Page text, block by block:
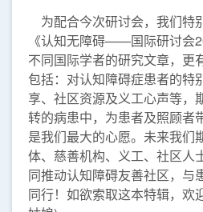
为配合今次研讨会，我们特
《认知无障碍——国际研讨会
不同国际学者的研究文章，更
包括：对认知障碍症患者的特
享、社区资源及义工心声等，
转的病患中，为患者及照顾者
是我们最大的心愿。未来我们
体、慈善机构、义工、社区人
同推动认知障碍友善社区，与
同行！如欲索取这本特辑，欢